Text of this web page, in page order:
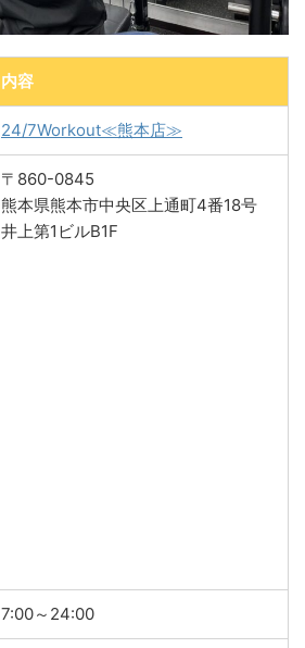
内容
24/7Workout≪熊本店≫
〒860-0845
熊本県熊本市中央区上通町4番18号
井上第1ビルB1F
7:00～24:00